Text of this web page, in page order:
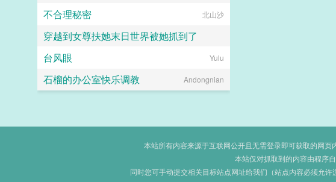
不合理秘密 北山沙
穿越到女尊扶她末日世界被她抓到了
扶她×美少年
台风眼 Yulu
石榴的办公室快乐调教 Andongnian
本站所有内容来源于互联网公开且无需登录即可获取的网
本站仅对抓取到的内容由程序
同时您可手动提交相关目标站点网址给我们（站点内容必须允